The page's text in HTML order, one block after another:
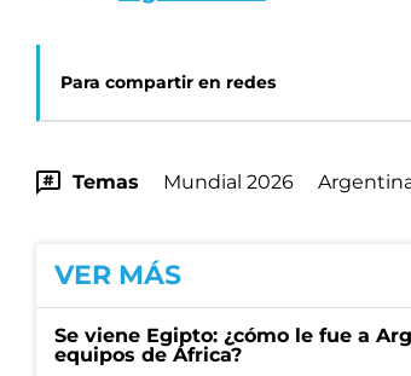
Para compartir en redes
Temas Mundial 2026
VER MÁS
Se viene Egipto: ¿cómo le fue a
equipos de África?